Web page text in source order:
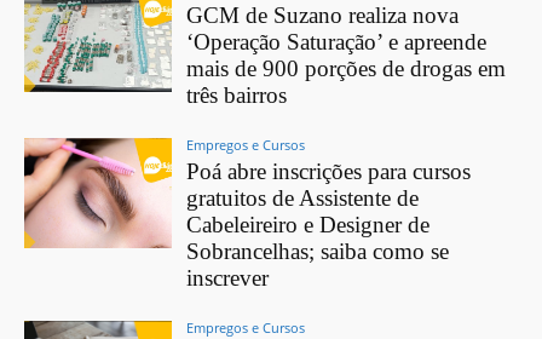
GCM de Suzano realiza nova
‘Operação Saturação’ e apreende
mais de 900 porções de drogas em
três bairros
Empregos e Cursos
Poá abre inscrições para cursos
gratuitos de Assistente de
Cabeleireiro e Designer de
Sobrancelhas; saiba como se
inscrever
Empregos e Cursos